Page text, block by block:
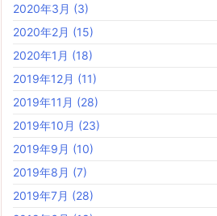
2020年3月 (3)
2020年2月 (15)
2020年1月 (18)
2019年12月 (11)
2019年11月 (28)
2019年10月 (23)
2019年9月 (10)
2019年8月 (7)
2019年7月 (28)